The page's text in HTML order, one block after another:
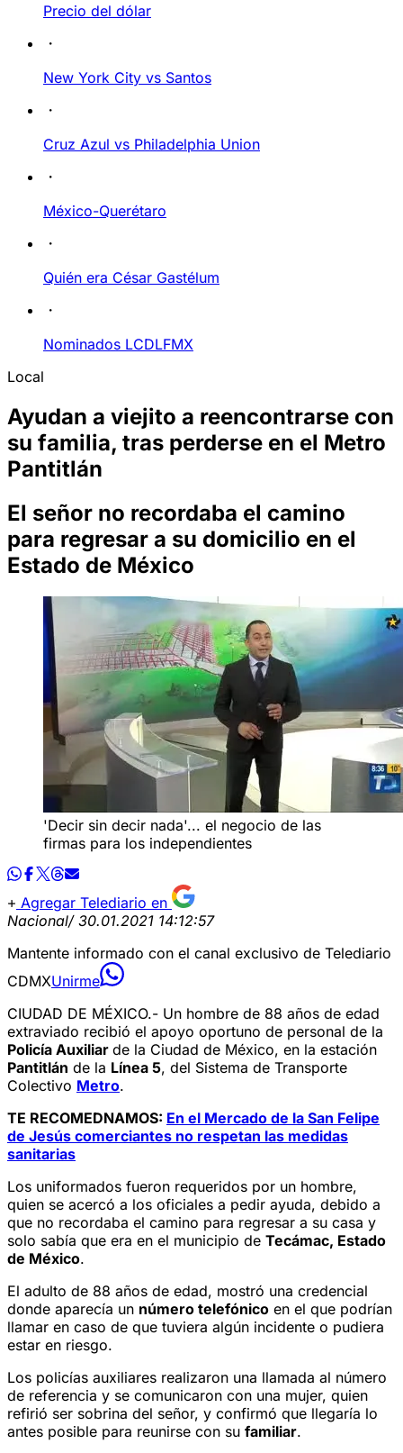
Precio del dólar
New York City vs Santos
Cruz Azul vs Philadelphia Union
México-Querétaro
Quién era César Gastélum
Nominados LCDLFMX
Local
Ayudan a viejito a reencontrarse con
su familia, tras perderse en el Metro
Pantitlán
El señor no recordaba el camino
para regresar a su domicilio en el
Estado de México
'Decir sin decir nada'... el negocio de las
firmas para los independientes
Agregar Telediario en
Nacional/ 30.01.2021 14:12:57
Mantente informado con el canal exclusivo de Telediario
CDMXUnirme
CIUDAD DE MÉXICO.- Un hombre de 88 años de edad
extraviado recibió el apoyo oportuno de personal de la
Policía Auxiliar de la Ciudad de México, en la estación
Pantitlán de la Línea 5, del Sistema de Transporte
Colectivo Metro.
TE RECOMEDNAMOS: En el Mercado de la San Felipe
de Jesús comerciantes no respetan las medidas
sanitarias
Los uniformados fueron requeridos por un hombre,
quien se acercó a los oficiales a pedir ayuda, debido a
que no recordaba el camino para regresar a su casa y
solo sabía que era en el municipio de Tecámac, Estado
de México.
El adulto de 88 años de edad, mostró una credencial
donde aparecía un número telefónico en el que podrían
llamar en caso de que tuviera algún incidente o pudiera
estar en riesgo.
Los policías auxiliares realizaron una llamada al número
de referencia y se comunicaron con una mujer, quien
refirió ser sobrina del señor, y confirmó que llegaría lo
antes posible para reunirse con su familiar.